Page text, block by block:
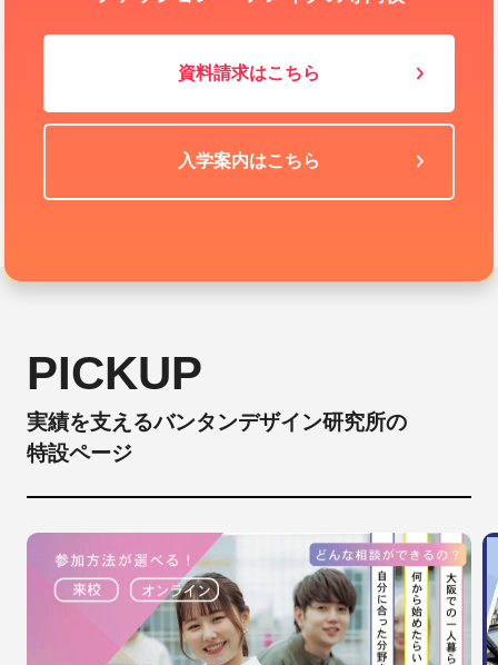
資料請求はこちら
入学案内はこちら
PICKUP
実績を支えるバンタンデザイン研究所の
特設ページ